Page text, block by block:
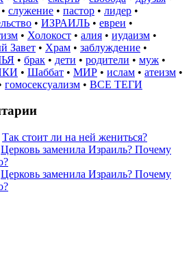
• служение • пастор • лидер •
• ИЗРАИЛЬ • евреи •
• Холокост • алия • иудаизм •
Завет • Храм • заблуждение •
• брак • дети • родители • муж •
• Шаббат • МИР • ислам • атеизм •
гомосексуализм • ВСЕ ТЕГИ
Так стоит ли на ней жениться?
Церковь заменила Израиль? Почему
Церковь заменила Израиль? Почему